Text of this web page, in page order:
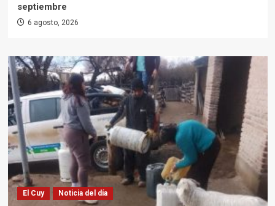
septiembre
6 agosto, 2026
El Cuy Noticia del día